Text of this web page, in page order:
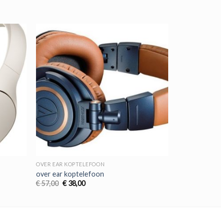
OVER EAR KOPTELEFOON
over ear koptelefoon
€57,00 Oorspronkelijke
€38,00Huidige